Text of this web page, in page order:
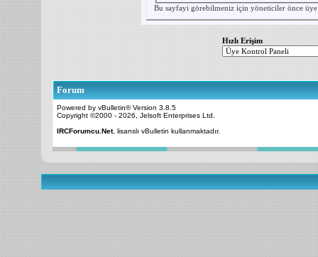
Bu sayfayi görebilmeniz için yöneticiler önce üye
Hızlı Erişim
Forum
Powered by vBulletin® Version 3.8.5
Copyright ©2000 - 2026, Jelsoft Enterprises Ltd.
IRCForumcu.Net, lisanslı vBulletin kullanmaktadır.